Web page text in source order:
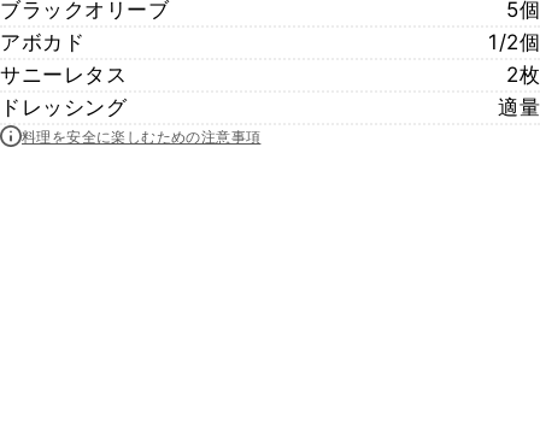
ブラックオリーブ
5個
アボカド
1/2個
サニーレタス
2枚
ドレッシング
適量
料理を安全に楽しむための注意事項